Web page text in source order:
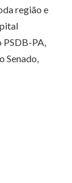
região e
PSDB-PA,
Senado,